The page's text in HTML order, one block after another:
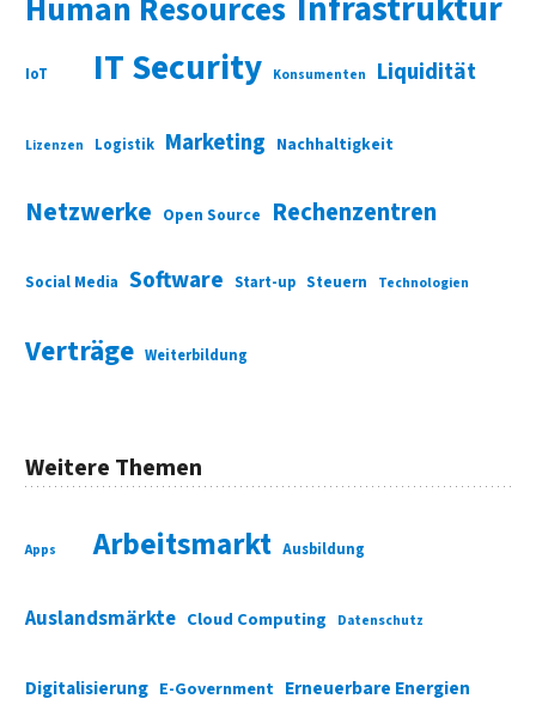
Human Resources
IoT IT Security Konsumenten Liquidität
Lizenzen Logistik Marketing Nachhaltigkeit
Netzwerke Open Source Rechenzentren
Social Media Software Start-up Steuern Technologien
Verträge Weiterbildung
Weitere Themen
Apps Arbeitsmarkt Ausbildung
Auslandsmärkte Cloud Computing Datenschutz
Digitalisierung E-Government Erneuerbare Energien